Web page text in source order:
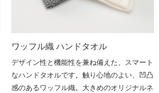
ワッフル織 ハンドタオル
デザイン性と機能性を兼ね備えた、スマート
なハンドタオルです。触り心地のよい、凹凸
感のあるワッフル織。大きめのオリジナルネ